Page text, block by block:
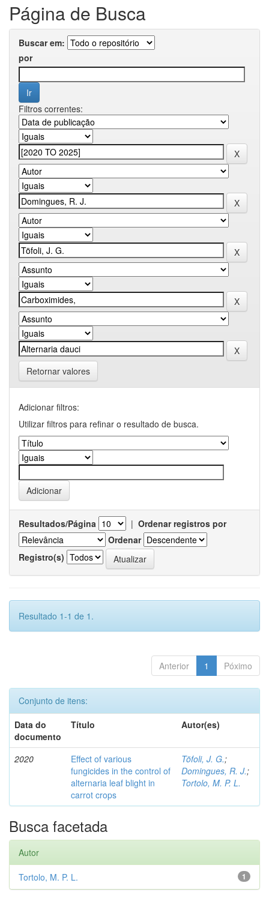
Página de Busca
Buscar em:
por
Filtros correntes:
Retornar valores
Adicionar filtros:
Utilizar filtros para refinar o resultado de busca.
Resultados/Página | Ordenar registros por
Ordenar
Registro(s)
Resultado 1-1 de 1.
Anterior 1 Póximo
Conjunto de itens:
Data do
documento
Título Autor(es)
2020
Effect of various
fungicides in the control of
alternaria leaf blight in
carrot crops
Töfoli, J. G.;
Domingues, R. J.;
Tortolo, M. P. L.
Busca facetada
Autor
1
Tortolo, M. P. L.